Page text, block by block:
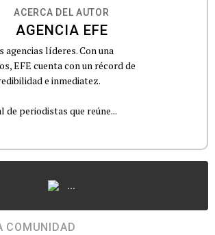
ACERCA DEL AUTOR
AGENCIA EFE
agencias líderes. Con una
EFE cuenta con un récord de
e inmediatez.
de periodistas que reúne...
...
COMUNIDAD